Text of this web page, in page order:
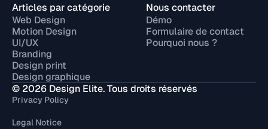
Articles par catégorie
Web Design
Motion Design
UI/UX
Branding
Design print
Design graphique
Nous contacter
Démo
Formulaire de contact
Pourquoi nous ?
© 2026 Design Elite. Tous droits réservés
Privacy Policy
Legal Notice